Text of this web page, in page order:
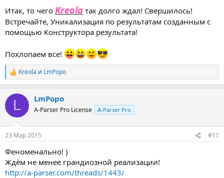
Итак, то чего Kreola так долго ждал! Свершилось!
Встречайте, Уникализация по результатам созданным с
помощью Конструктора результата!
Похлопаем все!
Р
е
к
и
Kreola и LmPopo
L LmPopo
A-Parser Pro License A-Parser Pro
23 Мар 2015 #11
Феноменально! )
Ждём не менее грандиозной реализации!
http://a-parser.com/threads/1443/